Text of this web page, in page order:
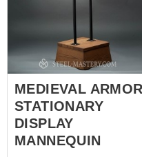
MEDIEVAL ARMOR
STATIONARY
DISPLAY
MANNEQUIN